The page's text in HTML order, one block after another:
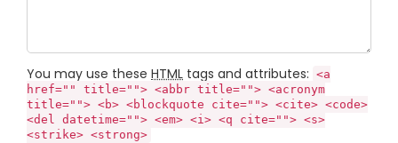
You may use these HTML tags and attributes: <a
href="" title=""> <abbr title=""> <acronym
title=""> <b> <blockquote cite=""> <cite> <code>
<del datetime=""> <em> <i> <q cite=""> <s>
<strike> <strong>